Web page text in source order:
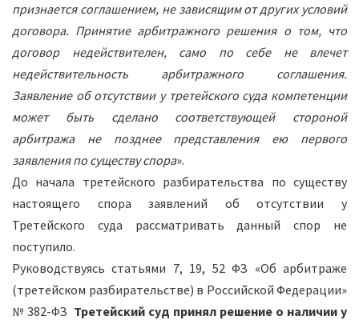
признается соглашением, не зависящим от других условий
договора. Принятие арбитражного решения о том, что
договор недействителен, само по себе не влечет
недействительность арбитражного соглашения.
Заявление об отсутствии у третейского суда компетенции
может быть сделано соответствующей стороной
арбитража не позднее представления ею первого
заявления по существу спора».
До начала третейского разбирательства по существу
настоящего спора заявлений об отсутствии у
Третейского суда рассматривать данный спор не
поступило.
Руководствуясь статьями 7, 19, 52 ФЗ «Об арбитраже
(третейском разбирательстве) в Российской Федерации»
№ 382-ФЗ Третейский суд принял решение о наличии у